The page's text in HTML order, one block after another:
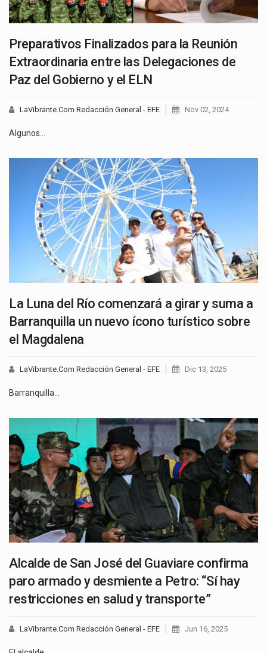
Preparativos Finalizados para la Reunión
Extraordinaria entre las Delegaciones de
Paz del Gobierno y el ELN
LaVibrante.Com Redacción General - EFE Nov 02, 2024
Algunos…
La Luna del Río comenzará a girar y suma a
Barranquilla un nuevo ícono turístico sobre
el Magdalena
LaVibrante.Com Redacción General - EFE Dic 13, 2025
Barranquilla…
Alcalde de San José del Guaviare confirma
paro armado y desmiente a Petro: “Sí hay
restricciones en salud y transporte”
LaVibrante.Com Redacción General - EFE Jun 16, 2025